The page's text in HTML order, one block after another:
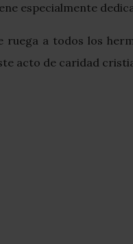
especialmente
ruega a todos los
acto de caridad